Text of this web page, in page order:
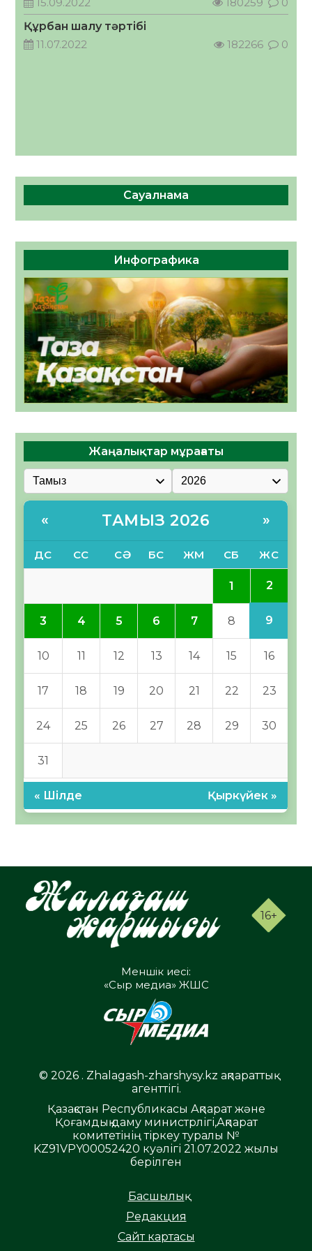
05.08.2026
59 0
15.09.2022
180259
0
Құрбан шалу тәртібі
11.07.2022
182266 0
Сауалнама
Инфографика
Жаңалықтар мұрағаты
« ТАМЫЗ 2026 »
ДС СС СӘ БС ЖМ СБ ЖС
1 2
3 4 5 6 7 8 9
10 11 12 13 14 15 16
17 18 19 20 21 22 23
24 25 26 27 28 29 30
31
« Шілде Қыркүйек »
16+
Меншік иесі:
«Сыр медиа» ЖШС
© 2026 . Zhalagash-zharshysy.kz ақпараттық
агенттігі.
Қазақстан Республикасы Ақпарат және
Қоғамдық даму министрлігі,Ақпарат
комитетінің тіркеу туралы №
KZ91VPY00052420 куәлігі 21.07.2022 жылы
берілген
Басшылық
Редакция
Сайт картасы